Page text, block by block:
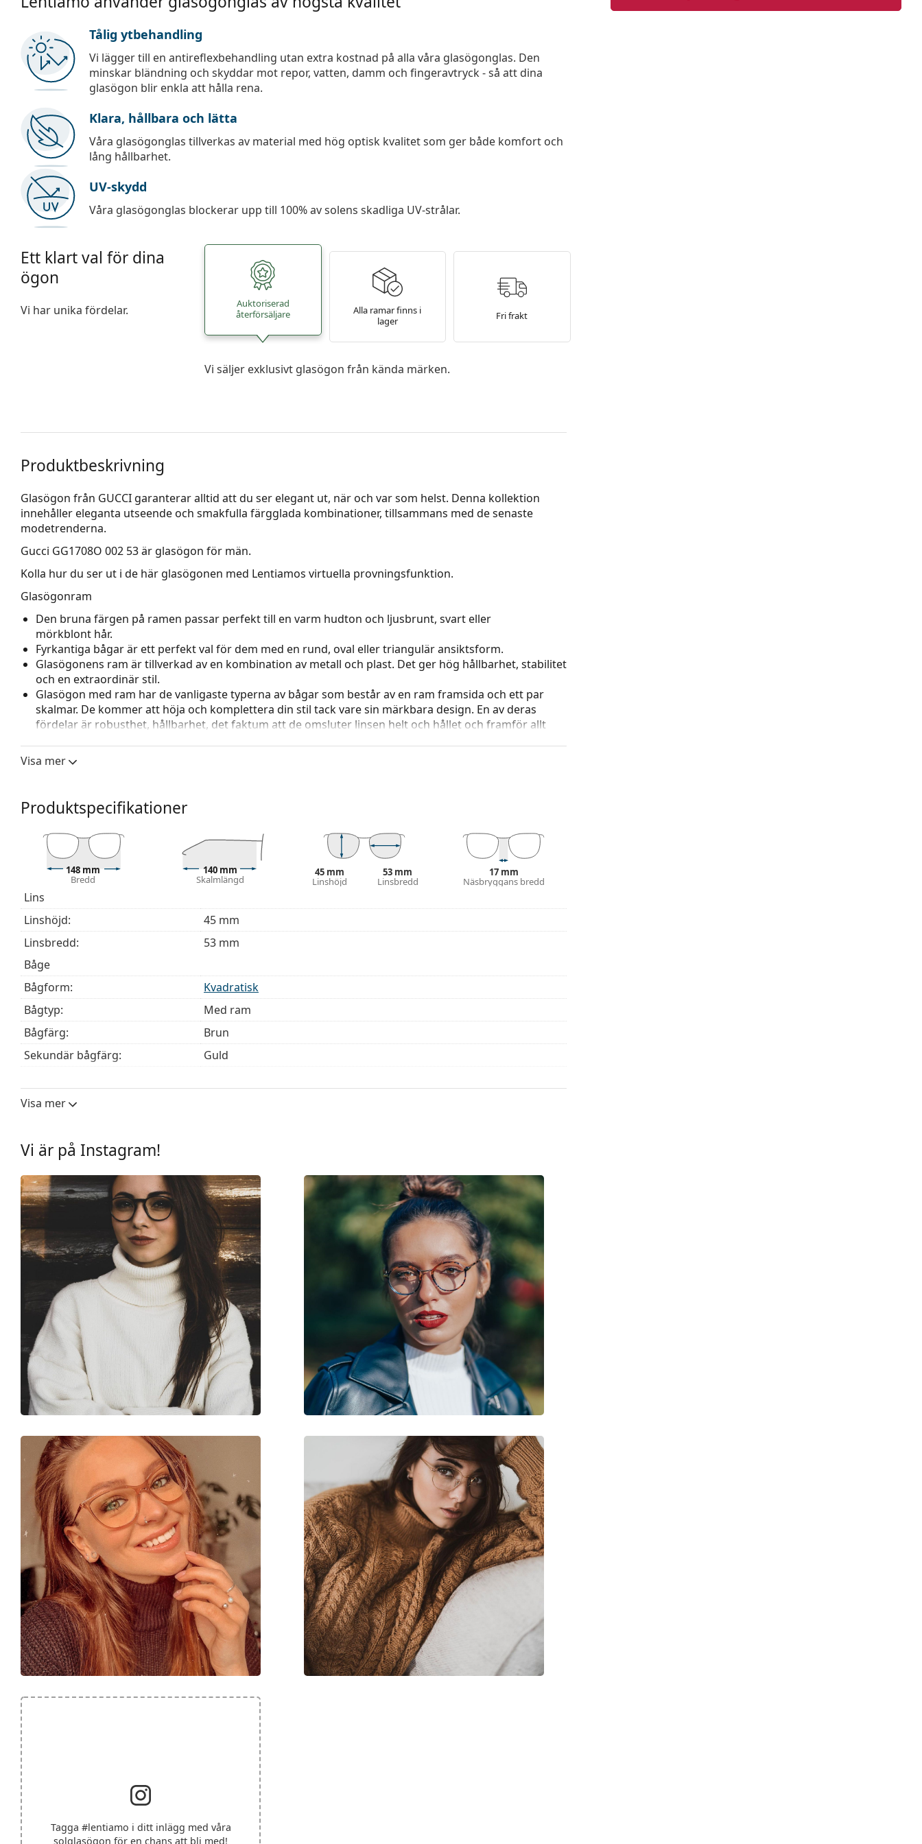
Tålig ytbehandling
Vi lägger till en antireflexbehandling utan extra kostnad på alla våra glasögonglas. Den
minskar bländning och skyddar mot repor, vatten, damm och fingeravtryck - så att dina
glasögon blir enkla att hålla rena.
Klara, hållbara och lätta
Våra glasögonglas tillverkas av material med hög optisk kvalitet som ger både komfort och
lång hållbarhet.
UV-skydd
Våra glasögonglas blockerar upp till 100% av solens skadliga UV-strålar.
Ett klart val för dina
ögon
Vi har unika fördelar.
Auktoriserad
återförsäljare
Alla ramar finns i
lager
Fri frakt
Vi säljer exklusivt glasögon från kända märken.
Produktbeskrivning
Glasögon från GUCCI garanterar alltid att du ser elegant ut, när och var som helst. Denna kollektion
innehåller eleganta utseende och smakfulla färgglada kombinationer, tillsammans med de senaste
modetrenderna.
Gucci GG1708O 002 53är glasögon för män.
Kolla hur du ser ut i de här glasögonen med Lentiamos virtuella provningsfunktion.
Glasögonram
Den bruna färgen på ramen passar perfekt till en varm hudton och ljusbrunt, svart eller
mörkblont hår.
Fyrkantiga bågar är ett perfekt val för dem med en rund, oval eller triangulär ansiktsform.
Glasögonens ram är tillverkad av en kombination av metall och plast. Det ger hög hållbarhet, stabilitet
och en extraordinär stil.
Glasögon med ram har de vanligaste typerna av bågar som består av en ram framsida och ett par
skalmar. De kommer att höja och komplettera din stil tack vare sin märkbara design. En av deras
fördelar är robusthet, hållbarhet, det faktum att de omsluter linsen helt och hållet och framför allt
Vi levererar glasögonen i sitt originalfodral. Fodralets färg och utformning kan variera.
Den medföljande putsduken är idealisk för rengöring och skötsel av glasögon. Observera att vissa
modeller kan komma med en tygpåse i stället för en putsduk.
Upptäck helaglasögon sortimentet för att hitta fler modeller eller kolla in vår glasögonguide
om du
behöver hjälp med att välja ditt par.
Detta är en medicinteknisk produkt. Läs instruktionerna före användning
Visa mer
Produktspecifikationer
148 mm
Bredd
140 mm
Skalmlängd
45 mm
Linshöjd
53 mm
Linsbredd
17 mm
Näsbryggans bredd
Lins
Linshöjd:
45 mm
Linsbredd:
53 mm
Båge
Bågform:
Kvadratisk
Bågtyp:
Med ram
Bågfärg:
Brun
Sekundär bågfärg:
Guld
Storlek:
Skalmlängd:
Vikt:
180 g
Justerbara näskuddar:
Nej
Fjädergångjärn:
Nej
Clip-on:
Nej
Tillbehör
Fodral:
Ja
Putsduk:
Ja
Övrigt
Kön:
Män
Kategori:
Glasögon
Varumärke:
Gucci
Kod:
GG1708O 002 53
Visa mer
Vi är på Instagram!
Tagga #lentiamo i ditt inlägg med våra
solglasögon för en chans att bli med!